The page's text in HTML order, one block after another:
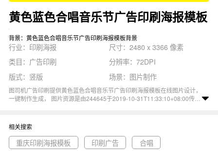
黄色蓝色合唱音乐节广告印刷海报模板
背景：黄色蓝色合唱音乐节广告印刷海报模板背景
行业：印刷海报
尺寸：2480 x 3366 像素
类目：广告印刷
分辨率：72DPI
版式：竖版
场景：图片制作
图司机广告印刷提供黄色蓝色合唱音乐节广告印刷海报模板在线图片设计，
一键制作生成， 图片资源是由244645于2019-10-31T11:33:10+08:00传的
大气, 复古主题。 主要用于印刷海报行业，为您推荐与黄色蓝色合唱音乐节
广告印刷海报模板相关的专题重庆印刷海报模板, 印刷广告, 合唱等优质图片
模板资源。
相关搜索
重庆印刷海报模板 印刷广告 合唱